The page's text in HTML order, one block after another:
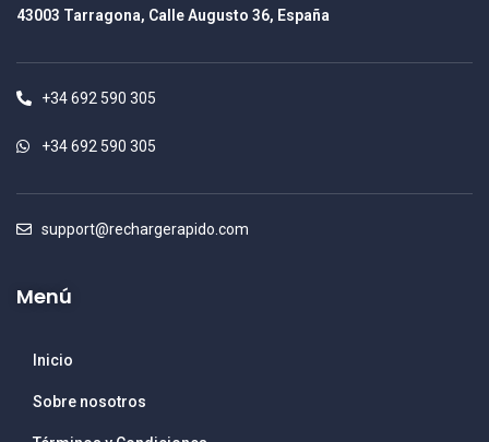
43003 Tarragona, Calle Augusto 36, España
+34 692 590 305
+34 692 590 305
support@rechargerapido.com
Menú
Inicio
Sobre nosotros